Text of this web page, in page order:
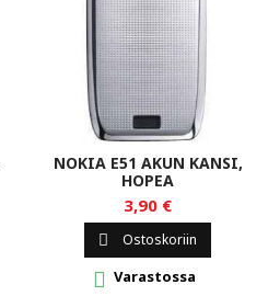
NOKIA E51 AKUN KANSI,
HOPEA
3,90 €
 Ostoskoriin
 Varastossa